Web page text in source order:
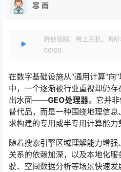
寒 雨
释放双眼，带上耳机，听听
00:00
在数字基础设施从“通用计算”向
中，一个逐渐被行业重视却仍
出水面——GEO处理器。它并
替代品，而是一种围绕地理信
求构建的专用或半专用计算能力
随着搜索引擎区域理解能力增
关系的依赖加深，以及本地化
驶、空间数据分析等场景快速